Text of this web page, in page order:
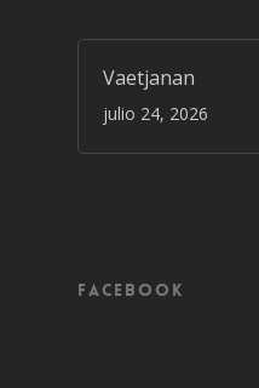
Vaetjanan
julio 24, 2026
Facebook